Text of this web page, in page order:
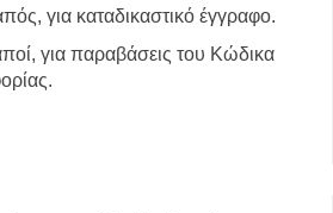
για καταδικαστικό έγγραφο.
για παραβάσεις του Κώδικα